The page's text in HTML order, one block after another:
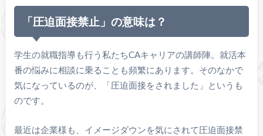
「圧迫面接禁止」の意味は？
学生の就職指導も行う私たちCAキャリアの講師陣。就活本
番の悩みに相談に乗ることも頻繁にあります。そのなかで
気になっているのが、「圧迫面接をされました」というも
のです。
最近は企業様も、イメージダウンを気にされて圧迫面接禁